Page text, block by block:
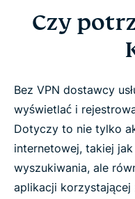
Czy
Bez VPN dostawcy
wyświetlać i
Dotyczy to nie tylko
internetowej, takiej
wyszukiwania, ale
aplikacji korzystającej